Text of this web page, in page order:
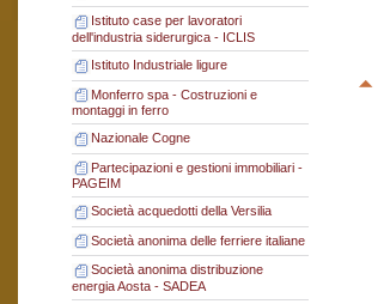
Istituto case per lavoratori
dell'industria siderurgica - ICLIS
Istituto Industriale ligure
Monferro spa - Costruzioni e
montaggi in ferro
Nazionale Cogne
Partecipazioni e gestioni immobiliari -
PAGEIM
Società acquedotti della Versilia
Società anonima delle ferriere italiane
Società anonima distribuzione
energia Aosta - SADEA